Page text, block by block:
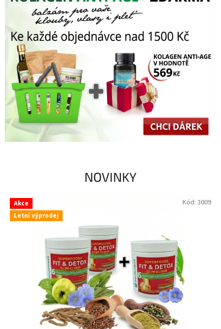
NOVINKY
Akce
Letní výprodej
Kód: 3009